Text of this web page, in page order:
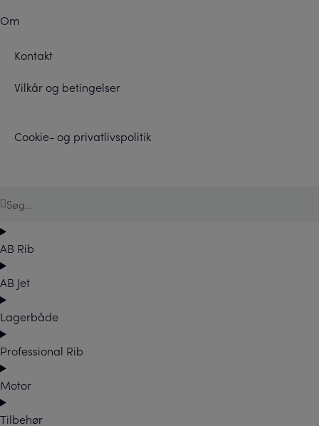
Om
Kontakt
Vilkår og betingelser
Cookie- og privatlivspolitik
AB Rib
AB Jet
Lagerbåde
Professional Rib
Motor
Tilbehør